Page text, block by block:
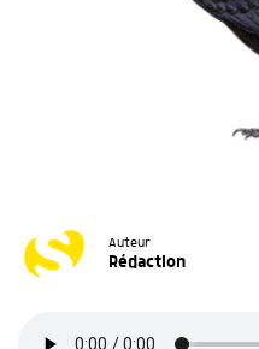
Auteur
Rédaction